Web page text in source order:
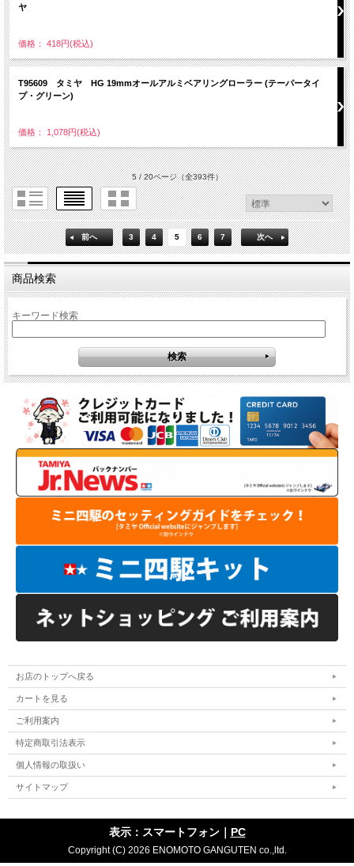
ヤ
価格： 418円(税込)
T95609 タミヤ HG 19mmオールアルミベアリングローラー (テーパータイ
プ・グリーン)
価格： 1,078円(税込)
5 / 20ページ（全393件）
前へ 3 4 5 6 7 次へ
商品検索
キーワード検索
お店のトップへ戻る
カートを見る
ご利用案内
特定商取引法表示
個人情報の取扱い
サイトマップ
表示：スマートフォン｜ PC
Copyright (C) 2026 ENOMOTO GANGUTEN co.,ltd.